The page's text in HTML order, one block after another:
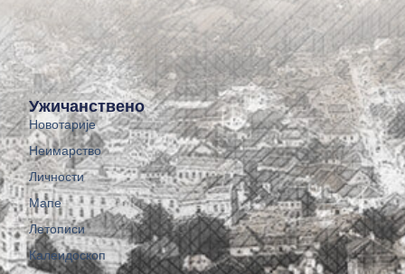
Ужичанствено
Новотарије
Неимарство
Личности
Мапе
Летописи
Калеидоскоп